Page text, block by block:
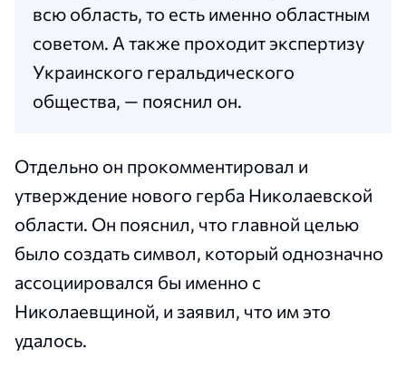
всю область, то есть именно областным
советом. А также проходит экспертизу
Украинского геральдического
общества, — пояснил он.
Отдельно он прокомментировал и
утверждение нового герба Николаевской
области. Он пояснил, что главной целью
было создать символ, который однозначно
ассоциировался бы именно с
Николаевщиной, и заявил, что им это
удалось.